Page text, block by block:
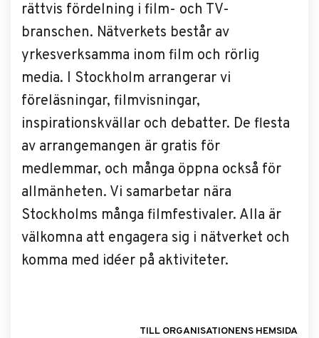
rättvis fördelning i film- och TV-
branschen. Nätverkets består av
yrkesverksamma inom film och rörlig
media. I Stockholm arrangerar vi
föreläsningar, filmvisningar,
inspirationskvällar och debatter. De flesta
av arrangemangen är gratis för
medlemmar, och många öppna också för
allmänheten. Vi samarbetar nära
Stockholms många filmfestivaler. Alla är
välkomna att engagera sig i nätverket och
komma med idéer på aktiviteter.
TILL ORGANISATIONENS HEMSIDA